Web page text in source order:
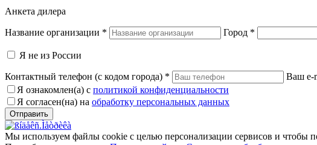
Анкета дилера
Название организации * Город *
Я не из России
Контактный телефон (с кодом города) * Ваш e-
Я ознакомлен(а) с политикой конфиденциальности
Я согласен(на) на обработку персональных данных
Мы используем файлы cookie с целью персонализации сервисов и чтобы